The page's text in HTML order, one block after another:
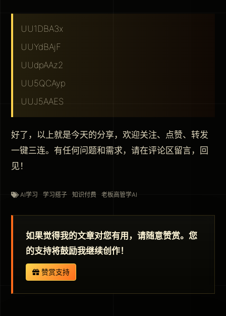
UU1DBA3x
UUYdBAjF
UUdpAAz2
UU5QCAyp
UUJ5AAES
好了，以上就是今天的分享，欢迎关注、点赞、转发
一键三连。有任何问题和需求，请在评论区留言，回
见！
AI学习 学习搭子 知识付费 老板高管学AI
如果觉得我的文章对您有用，请随意赞赏。您
的支持将鼓励我继续创作！
赞赏支持